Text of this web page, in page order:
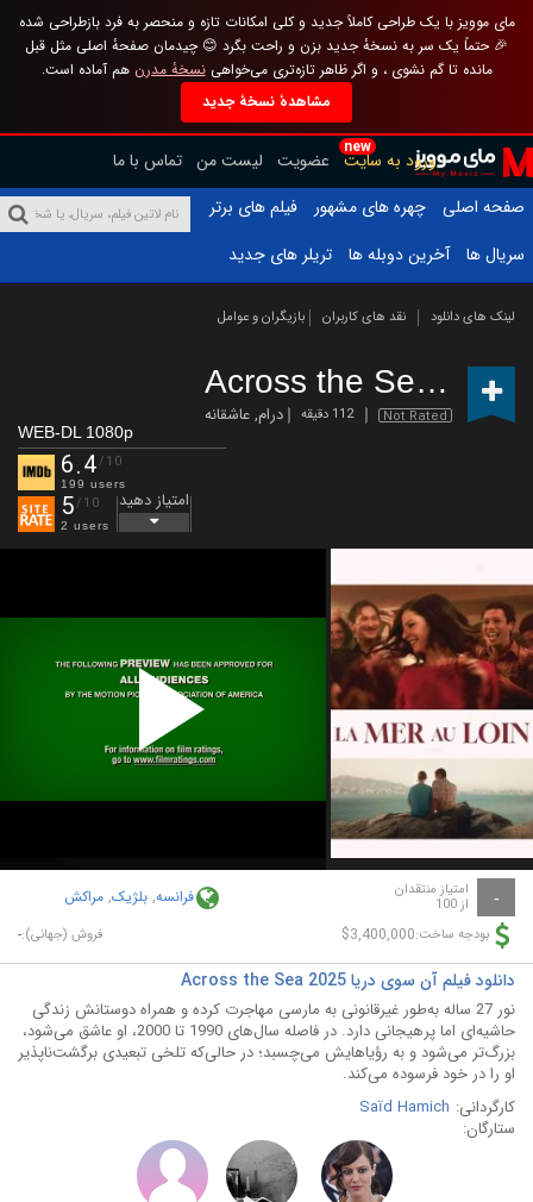
مای موویز با یک طراحی کاملاً جدید و کلی امکانات تازه و منحصر به فرد بازطراحی شده
🎉 حتماً یک سر به نسخهٔ جدید بزن و راحت بگرد 😊 چیدمان صفحهٔ اصلی مثل قبل
مانده تا گم نشوی ، و اگر ظاهر تازه‌تری می‌خواهینسخهٔ مدرن هم آماده است.
مشاهدهٔ نسخهٔ جدید
new
ورود به سایت عضویت لیست من تماس با ما
صفحه اصلی
چهره های مشهور
فیلم های برتر
سریال ها
آخرین دوبله ها تریلر های جدید
لینک های دانلود نقد های کاربران بازیگران و عوامل
Across the Sea (2025)
Not Rated 112 دقیقه درام,عاشقانه
WEB-DL 1080p
6.4/10
199 users
5/10
2 users
امتیاز دهید
Play
Video
- امتیاز منتقدان
از 100 فرانسه, بلژیک, مراکش
بودجه ساخت:$3,400,000 فروش (جهانی):-
دانلود فیلم آن سوی دریا Across the Sea 2025
نور 27 ساله به‌طور غیرقانونی به مارسی مهاجرت کرده و همراه دوستانش زندگی
حاشیه‌ای اما پرهیجانی دارد. در فاصله سال‌های 1990 تا 2000، او عاشق می‌شود،
بزرگ‌تر می‌شود و به رؤیاهایش می‌چسبد؛ در حالی‌که تلخی تبعیدی برگشت‌ناپذیر
او را در خود فرسوده می‌کند.
کارگردانی: Saïd Hamich
ستارگان: